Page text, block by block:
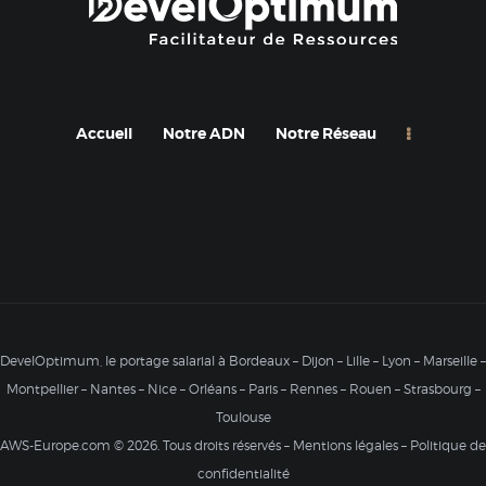
s
v
Accueil Notre ADN Notre Réseau
DevelOptimum, le portage salarial à Bordeaux – Dijon – Lille – Lyon – Marseille –
Montpellier– Nantes– Nice– Orléans– Paris– Rennes– Rouen – Strasbourg –
Toulouse
AWS-Europe.com © 2026. Tous droits réservés – Mentions légales – Politique de
confidentialité